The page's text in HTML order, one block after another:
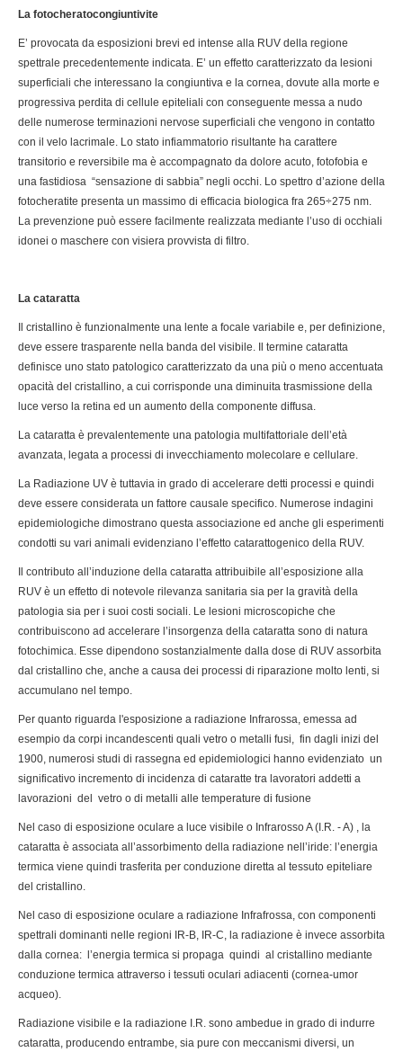
La fotocheratocongiuntivite
E’ provocata da esposizioni brevi ed intense alla RUV della regione
spettrale precedentemente indicata. E’ un effetto caratterizzato da lesioni
superficiali che interessano la congiuntiva e la cornea, dovute alla morte e
progressiva perdita di cellule epiteliali con conseguente messa a nudo
delle numerose terminazioni nervose superficiali che vengono in contatto
con il velo lacrimale. Lo stato infiammatorio risultante ha carattere
transitorio e reversibile ma è accompagnato da dolore acuto, fotofobia e
una fastidiosa “sensazione di sabbia” negli occhi. Lo spettro d’azione della
fotocheratite presenta un massimo di efficacia biologica fra 265÷275 nm.
La prevenzione può essere facilmente realizzata mediante l’uso di occhiali
idonei o maschere con visiera provvista di filtro.
La cataratta
Il cristallino è funzionalmente una lente a focale variabile e, per definizione,
deve essere trasparente nella banda del visibile. Il termine cataratta
definisce uno stato patologico caratterizzato da una più o meno accentuata
opacità del cristallino, a cui corrisponde una diminuita trasmissione della
luce verso la retina ed un aumento della componente diffusa.
La cataratta è prevalentemente una patologia multifattoriale dell’età
avanzata, legata a processi di invecchiamento molecolare e cellulare.
La Radiazione UV è tuttavia in grado di accelerare detti processi e quindi
deve essere considerata un fattore causale specifico. Numerose indagini
epidemiologiche dimostrano questa associazione ed anche gli esperimenti
condotti su vari animali evidenziano l’effetto catarattogenico della RUV.
Il contributo all’induzione della cataratta attribuibile all’esposizione alla
RUV è un effetto di notevole rilevanza sanitaria sia per la gravità della
patologia sia per i suoi costi sociali. Le lesioni microscopiche che
contribuiscono ad accelerare l’insorgenza della cataratta sono di natura
fotochimica. Esse dipendono sostanzialmente dalla dose di RUV assorbita
dal cristallino che, anche a causa dei processi di riparazione molto lenti, si
accumulano nel tempo.
Per quanto riguarda l'esposizione a radiazione Infrarossa, emessa ad
esempio da corpi incandescenti quali vetro o metalli fusi, fin dagli inizi del
1900, numerosi studi di rassegna ed epidemiologici hanno evidenziato un
significativo incremento di incidenza di cataratte tra lavoratori addetti a
lavorazioni del vetro o di metalli alle temperature di fusione
Nel caso di esposizione oculare a luce visibile o Infrarosso A (I.R. - A) , la
cataratta è associata all’assorbimento della radiazione nell’iride: l’energia
termica viene quindi trasferita per conduzione diretta al tessuto epiteliare
del cristallino.
Nel caso di esposizione oculare a radiazione Infrafrossa, con componenti
spettrali dominanti nelle regioni IR-B, IR-C, la radiazione è invece assorbita
dalla cornea: l’energia termica si propaga quindi al cristallino mediante
conduzione termica attraverso i tessuti oculari adiacenti (cornea-umor
acqueo).
Radiazione visibile e la radiazione I.R. sono ambedue in grado di indurre
cataratta, producendo entrambe, sia pure con meccanismi diversi, un